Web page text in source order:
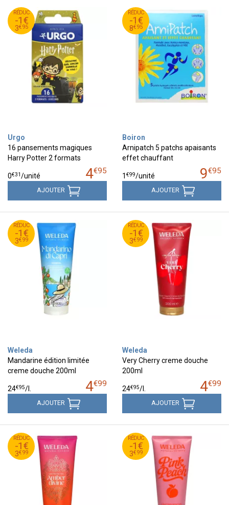
RÉDUC
-1€
3€95
4
€
95
3
€
95
Urgo
16 pansements magiques
Harry Potter 2 formats
4€95
0€31/unité
AJOUTER
RÉDUC
-1€
8€95
9
€
95
8
€
95
Boiron
Arnipatch 5 patchs apaisants
effet chauffant
9€95
1 €99/unité
AJOUTER
RÉDUC
-1€
3€99
4
€
99
3
€
99
Weleda
Mandarine édition limitée
creme douche 200ml
4€99
24€95/l.
AJOUTER
RÉDUC
-1€
3€99
4
€
99
3
€
99
Weleda
Very Cherry creme douche
200ml
4€99
24€95/l.
AJOUTER
RÉDUC
-1€
3€99
4
€
99
3
€
99
RÉDUC
-1€
3€99
4
€
99
3
€
99